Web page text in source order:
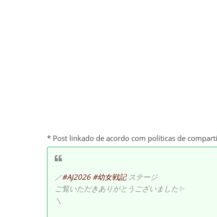
* Post linkado de acordo com políticas de
／#AJ2026 #幼女戦記ステージ
ご覧いただきありがとうございました✨
＼